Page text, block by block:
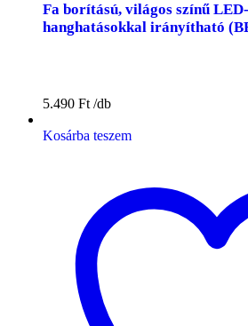
Fa borítású, világos színű
hanghatásokkal irányítható
5.490 Ft
Kosárba teszem